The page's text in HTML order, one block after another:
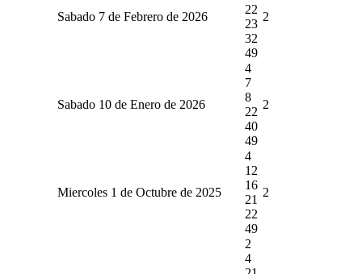
Sabado 7 de Febrero de 2026
22
23
32
49
2
Sabado 10 de Enero de 2026
4
7
8
22
40
49
2
Miercoles 1 de Octubre de 2025
4
12
16
21
22
49
2
2
4